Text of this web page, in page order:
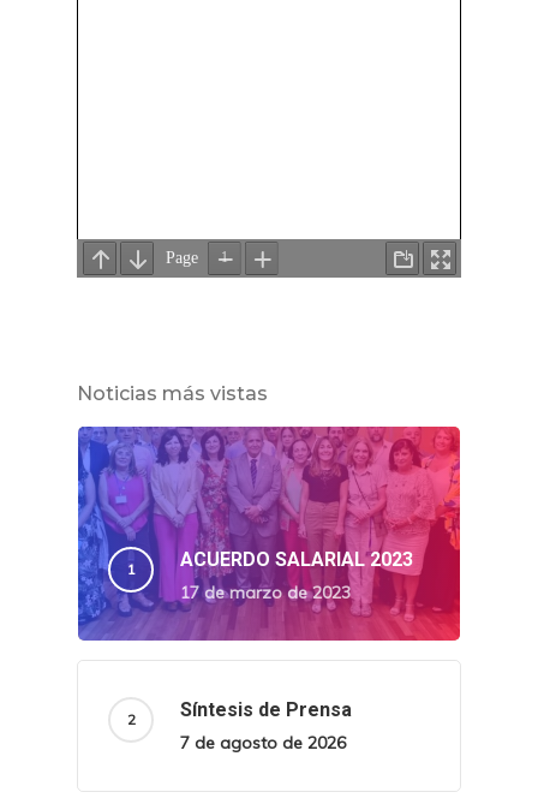
Noticias más vistas
ACUERDO SALARIAL 2023
17 de marzo de 2023
Síntesis de Prensa
7 de agosto de 2026